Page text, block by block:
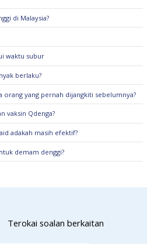
di Malaysia?
waktu subur
berlaku?
orang yang pernah dijangkiti sebelumnya?
vaksin Qdenga?
adakah masih efektif?
demam denggi?
Terokai soalan berkaitan